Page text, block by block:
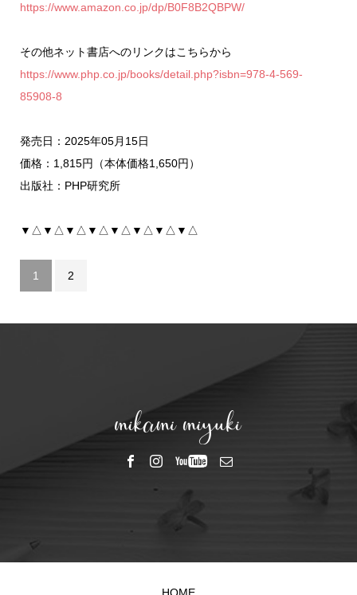
https://www.amazon.co.jp/dp/B0F8B2QBPW/
その他ネット書店へのリンクはこちらから
https://www.php.co.jp/books/detail.php?isbn=978-4-569-
85908-8
発売日：2025年05月15日
価格：1,815円（本体価格1,650円）
出版社：PHP研究所
▼△▼△▼△▼△▼△▼△▼△▼△
1 2